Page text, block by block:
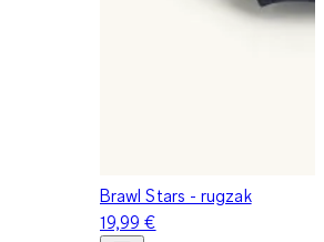
Brawl Stars - rugzak
19,99 €